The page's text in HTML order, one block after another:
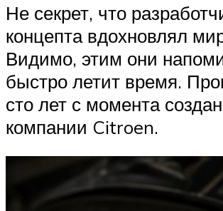
Не секрет, что
концепта вдохновлял
Видимо, этим они
быстро летит время.
сто лет с момента
компании Citroen.